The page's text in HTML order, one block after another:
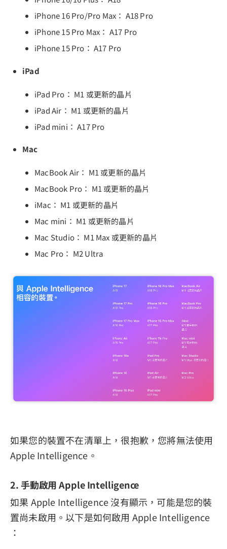
iPhone 16 Pro/Pro Max： A18 Pro
iPhone 15 Pro Max： A17 Pro
iPhone 15 Pro： A17 Pro
iPad
iPad Pro： M1 或更新的晶片
iPad Air： M1 或更新的晶片
iPad mini： A17 Pro
Mac
MacBook Air： M1 或更新的晶片
MacBook Pro： M1 或更新的晶片
iMac： M1 或更新的晶片
Mac mini： M1 或更新的晶片
Mac Studio： M1 Max 或更新的晶片
Mac Pro： M2 Ultra
如果您的裝置不在清單上，很抱歉，您將無法使用
Apple Intelligence。
2. 手動啟用 Apple Intelligence
如果 Apple Intelligence 沒有顯示，可能是您的裝
置尚未啟用。以下是如何啟用 Apple Intelligence
：